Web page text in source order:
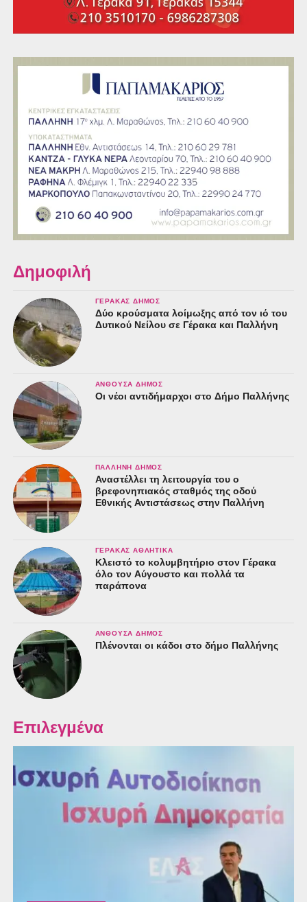
Δημοφιλή
ΓΈΡΑΚΑΣ ΔΉΜΟΣ
Δύο κρούσματα λοίμωξης από τον ιό του
Δυτικού Νείλου σε Γέρακα και Παλλήνη
ΑΝΘΟΎΣΑ ΔΉΜΟΣ
Οι νέοι αντιδήμαρχοι στο Δήμο Παλλήνης
ΠΑΛΛΉΝΗ ΔΉΜΟΣ
Αναστέλλει τη λειτουργία του ο
βρεφονηπιακός σταθμός της οδού
Εθνικής Αντιστάσεως στην Παλλήνη
ΓΈΡΑΚΑΣ ΑΘΛΗΤΙΚΆ
Κλειστό το κολυμβητήριο στον Γέρακα
όλο τον Αύγουστο και πολλά τα
παράπονα
ΑΝΘΟΎΣΑ ΔΉΜΟΣ
Πλένονται οι κάδοι στο δήμο Παλλήνης
Επιλεγμένα